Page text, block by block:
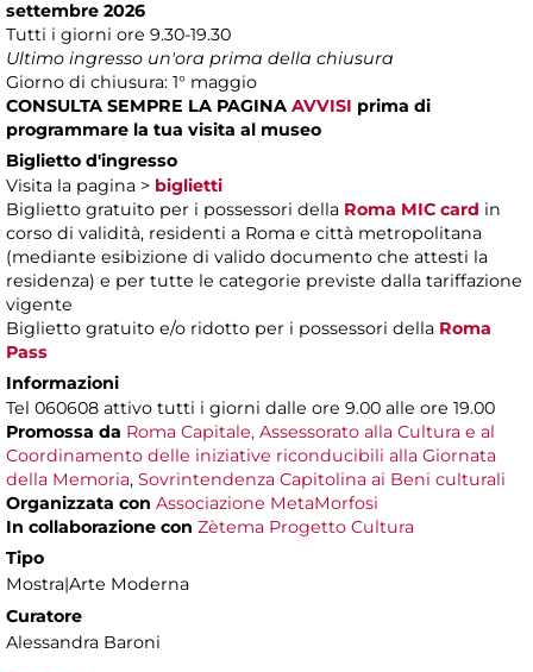
settembre 2026
Tutti i giorni ore 9.30-19.30
Ultimo ingresso un'ora prima della chiusura
Giorno di chiusura: 1° maggio
CONSULTA SEMPRE LA PAGINA AVVISI prima di
programmare la tua visita al museo
Biglietto d'ingresso
Visita la pagina > biglietti
Biglietto gratuito per i possessori della Roma MIC card in
corso di validità, residenti a Roma e città metropolitana
(mediante esibizione di valido documento che attesti la
residenza) e per tutte le categorie previste dalla tariffazione
vigente
Biglietto gratuito e/o ridotto per i possessori della Roma
Pass
Informazioni
Tel 060608 attivo tutti i giorni dalle ore 9.00 alle ore 19.00
Promossa da Roma Capitale, Assessorato alla Cultura e al
Coordinamento delle iniziative riconducibili alla Giornata
della Memoria, Sovrintendenza Capitolina ai Beni culturali
Organizzata con Associazione MetaMorfosi
In collaborazione con Zètema Progetto Cultura
Tipo
Mostra|Arte Moderna
Curatore
Alessandra Baroni